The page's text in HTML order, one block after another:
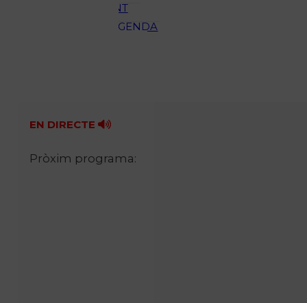
AMBIENT
AGENDA
Fes-te'n soci!
EN DIRECTE
Pròxim programa: